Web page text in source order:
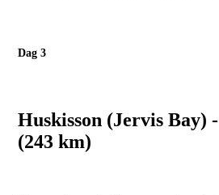
Dag 3
Huskisson (Jervis Bay)
(243 km)